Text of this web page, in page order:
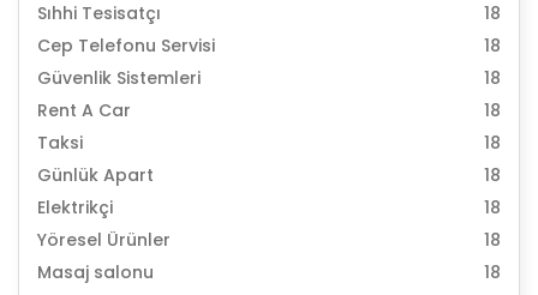
Sıhhi Tesisatçı
18
Cep Telefonu Servisi
18
Güvenlik Sistemleri
18
Rent A Car
18
Taksi
18
Günlük Apart
18
Elektrikçi
18
Yöresel Ürünler
18
Masaj salonu
18